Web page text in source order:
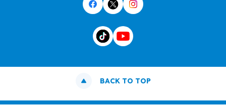
BACK TO TOP